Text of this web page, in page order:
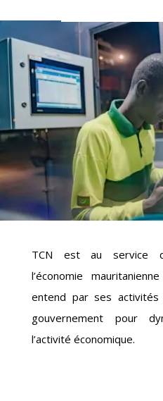
TCN est au service
l’économie
entend par ses
gouvernement pour
l’activité économique.